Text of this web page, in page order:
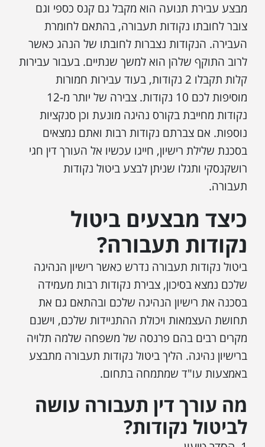
מבצע עבירת תנועה הוא מקבל גם קנס כספי וגם
צובר לחובתו נקודות תעבורה, בהתאם לחומרת
העבירה. הנקודות נצברות לחובתו של הנהג כאשר
לרוב התוקף שלהן הוא למשך שנתיים. בעבור עבירות
קלות תקבלו 2 נקודות, בעוד עבירות חמורות
מוסיפות לכם 10 נקודות. צבירה של יותר מ-12
נקודות מחייבת בקורס נהיגה מונעת וכן סנקציות
נוספות. אם צברתם נקודות רבות ואתם נמצאים
בסכנת שלילת רישיון, חייגו עכשיו אל העורך דין חגי
רושקנסקי ותגלו שניתן לבצע ביטול נקודות
תעבורה.
כיצד מבצעים ביטול
נקודות תעבורה?
ביטול נקודות תעבורה נדרש כאשר רישיון הנהיגה
שלכם נמצא בסיכון, צבירת נקודות רבות מעמידה
בסכנה את רישיון הנהיגה שלכם ובהתאם גם את
תחושת העצמאות ויכולת ההתניידות שלכם, וישנם
מקרים רבים בהם פרנסה של משפחה שלמה תלויה
ברישיון נהיגה. הליך ביטול נקודות תעבורה מתבצע
באמצעות עו"ד שמתמחה בתחום.
מה עורך דין תעבורה עושה
לביטול נקודות?